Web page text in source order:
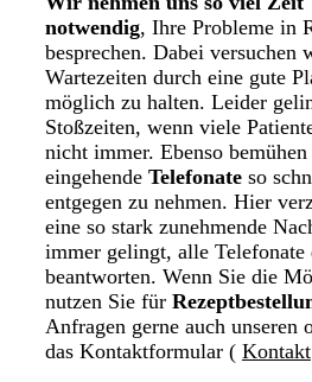
notwendig, Ihre Probleme in
besprechen. Dabei versuchen
Wartezeiten durch eine gute
möglich zu halten. Leider
Stoßzeiten, wenn viele
nicht immer. Ebenso
eingehende Telefonateso
entgegen zu nehmen. Hier
eine so stark zunehmende
immer gelingt, alle Telefonate
beantworten. Wenn Sie die
nutzen Sie für
Anfragen gerne auch unseren
das Kontaktformular ( Kontakt